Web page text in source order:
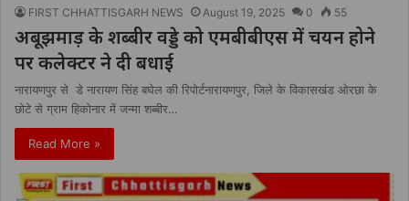
FIRST CHHATTISGARH NEWS August 19, 2025 0 55
अबूझमाड़ के शब्बीर वड्डे को एमबीबीएस में चयन होने
पर कलेक्टर ने दी बधाई
नारायणपुर से डे नारायण सिंह बघेल की रिपोर्टनारायणपुर, जिले के विकासखंड ओरछा के
छोटे से ग्राम हिकोनार में जन्मा शब्बीर…
Read More »